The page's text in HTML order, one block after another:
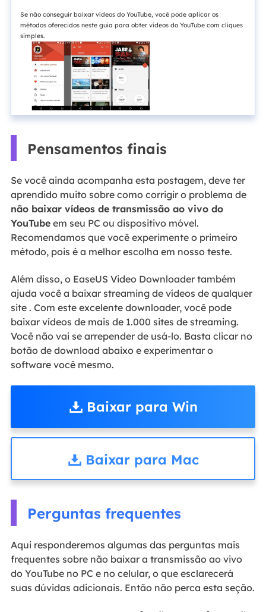
Se não conseguir baixar vídeos do YouTube, você pode aplicar os
métodos oferecidos neste guia para obter vídeos do YouTube com cliques
simples.
Pensamentos finais
Se você ainda acompanha esta postagem, deve ter
aprendido muito sobre como corrigir o problema de
não baixar vídeos de transmissão ao vivo do
YouTubeem seu PC ou dispositivo móvel.
Recomendamos que você experimente o primeiro
método, pois é a melhor escolha em nosso teste.
Além disso, o EaseUS Video Downloader também
ajuda você a baixar streaming de vídeos de qualquer
site . Com este excelente downloader, você pode
baixar vídeos de mais de 1.000 sites de streaming.
Você não vai se arrepender de usá-lo. Basta clicar no
botão de download abaixo e experimentar o
software você mesmo.
Baixar para Win
Baixar para Mac
Perguntas frequentes
Aqui responderemos algumas das perguntas mais
frequentes sobre não baixar a transmissão ao vivo
do YouTube no PC e no celular, o que esclarecerá
suas dúvidas adicionais. Então não perca esta seção.